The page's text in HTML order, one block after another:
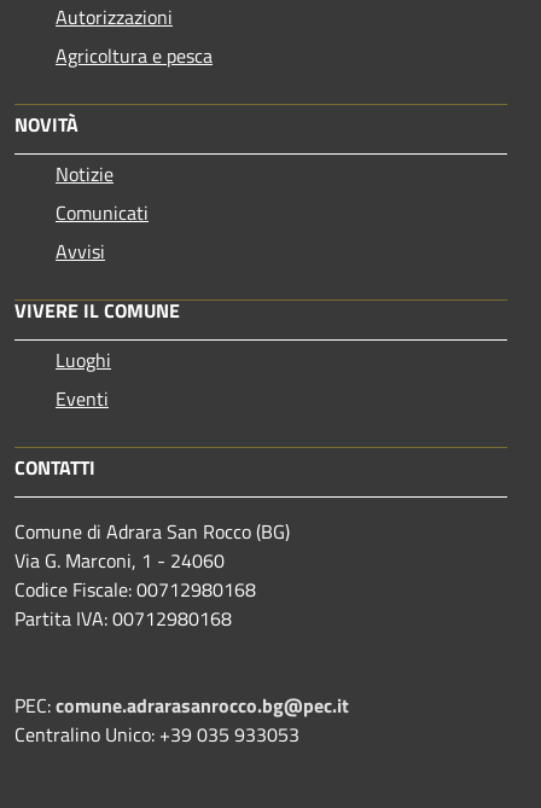
Autorizzazioni
Agricoltura e pesca
NOVITÀ
Notizie
Comunicati
Avvisi
VIVERE IL COMUNE
Luoghi
Eventi
CONTATTI
Comune di Adrara San Rocco (BG)
Via G. Marconi, 1 - 24060
Codice Fiscale: 00712980168
Partita IVA: 00712980168
PEC:comune.adrarasanrocco.bg@pec.it
Centralino Unico: +39 035 933053